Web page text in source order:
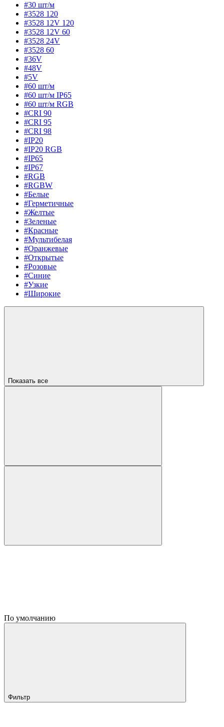
#30 шт/м
#3528 120
#3528 12V 120
#3528 12V 60
#3528 24V
#3528 60
#36V
#48V
#5V
#60 шт/м
#60 шт/м IP65
#60 шт/м RGB
#CRI 90
#CRI 95
#CRI 98
#IP20
#IP20 RGB
#IP65
#IP67
#RGB
#RGBW
#Белые
#Герметичные
#Желтые
#Зеленые
#Красные
#Мультибелая
#Оранжевые
#Открытые
#Розовые
#Синие
#Узкие
#Широкие
Показать все
По умолчанию
Фильтр